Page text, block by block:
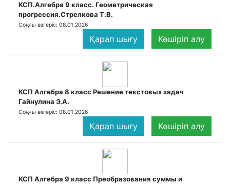
КСП.Алгебра 9 класс. Геометрическая
прогрессия.Стрелкова Т.В.
Соңғы өзгеріс: 08.01.2026
Қарап шығу Көшіріп алу
КСП Алгебра 8 класс Решение текстовых задач
Гайнулина Э.А.
Соңғы өзгеріс: 08.01.2026
Қарап шығу Көшіріп алу
КСП Алгебра 9 класс Преобразования суммы и